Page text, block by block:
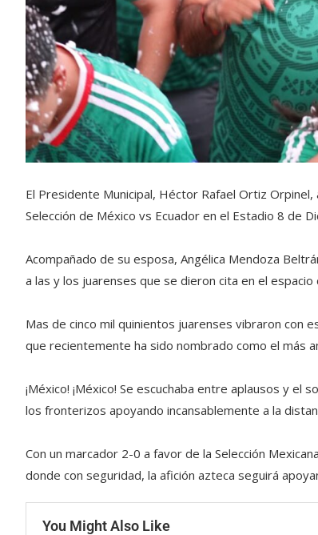
El Presidente Municipal, Héctor Rafael Ortiz
Selección de México vs Ecuador en el Estadio 8 de
Acompañado de su esposa, Angélica Mendoza
a las y los juarenses que se dieron cita en el
Mas de cinco mil quinientos juarenses vibraron con
que recientemente ha sido nombrado como el más
¡México! ¡México! Se escuchaba entre aplausos y
los fronterizos apoyando incansablemente a la
Con un marcador 2-0 a favor de la Selección
donde con seguridad, la afición azteca seguirá
You Might Also Like